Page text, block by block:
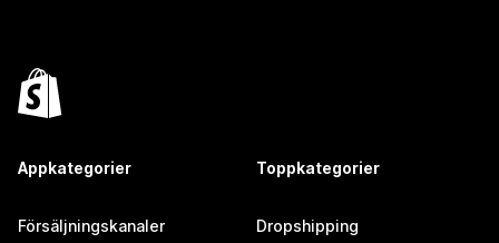
Appkategorier
Försäljningskanaler
Toppkategorier
Dropshipping